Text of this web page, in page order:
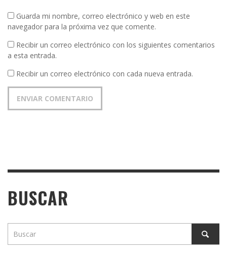
Guarda mi nombre, correo electrónico y web en este
navegador para la próxima vez que comente.
Recibir un correo electrónico con los siguientes comentarios
a esta entrada.
Recibir un correo electrónico con cada nueva entrada.
BUSCAR